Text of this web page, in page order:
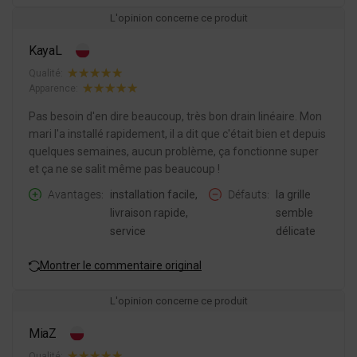
L'opinion concerne ce produit
KayaL
Qualité:
Apparence:
Pas besoin d'en dire beaucoup, très bon drain linéaire. Mon
mari l'a installé rapidement, il a dit que c'était bien et depuis
quelques semaines, aucun problème, ça fonctionne super
et ça ne se salit même pas beaucoup !
Avantages
installation facile,
livraison rapide,
service
Défauts
la grille
semble
délicate
Montrer le commentaire original
L'opinion concerne ce produit
MiaZ